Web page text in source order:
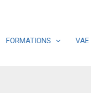
FORMATIONS VAE